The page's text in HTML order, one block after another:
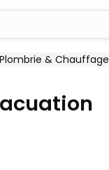
& Chauffage